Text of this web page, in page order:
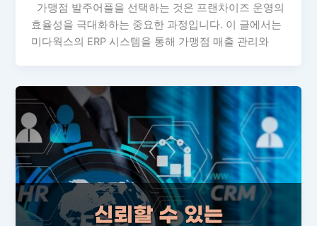
가맹점 발주어플을 선택하는 것은 프랜차이즈 운영의
효율성을 극대화하는 중요한 과정입니다. 이 글에서는
미다웍스의 ERP 시스템을 통해 가맹점 매출 관리와